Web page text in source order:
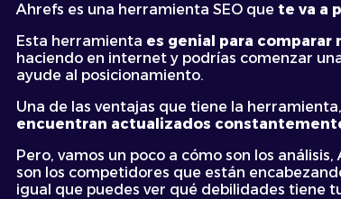
Ahrefs es una herramienta SEO que te va a
Esta herramienta es genial para comparar
haciendo en internet y podrías comenzar
ayude al posicionamiento.
Una de las ventajas que tiene la
encuentran actualizados
Pero, vamos un poco a cómo son los
son los competidores que están
igual que puedes ver qué debilidades tiene